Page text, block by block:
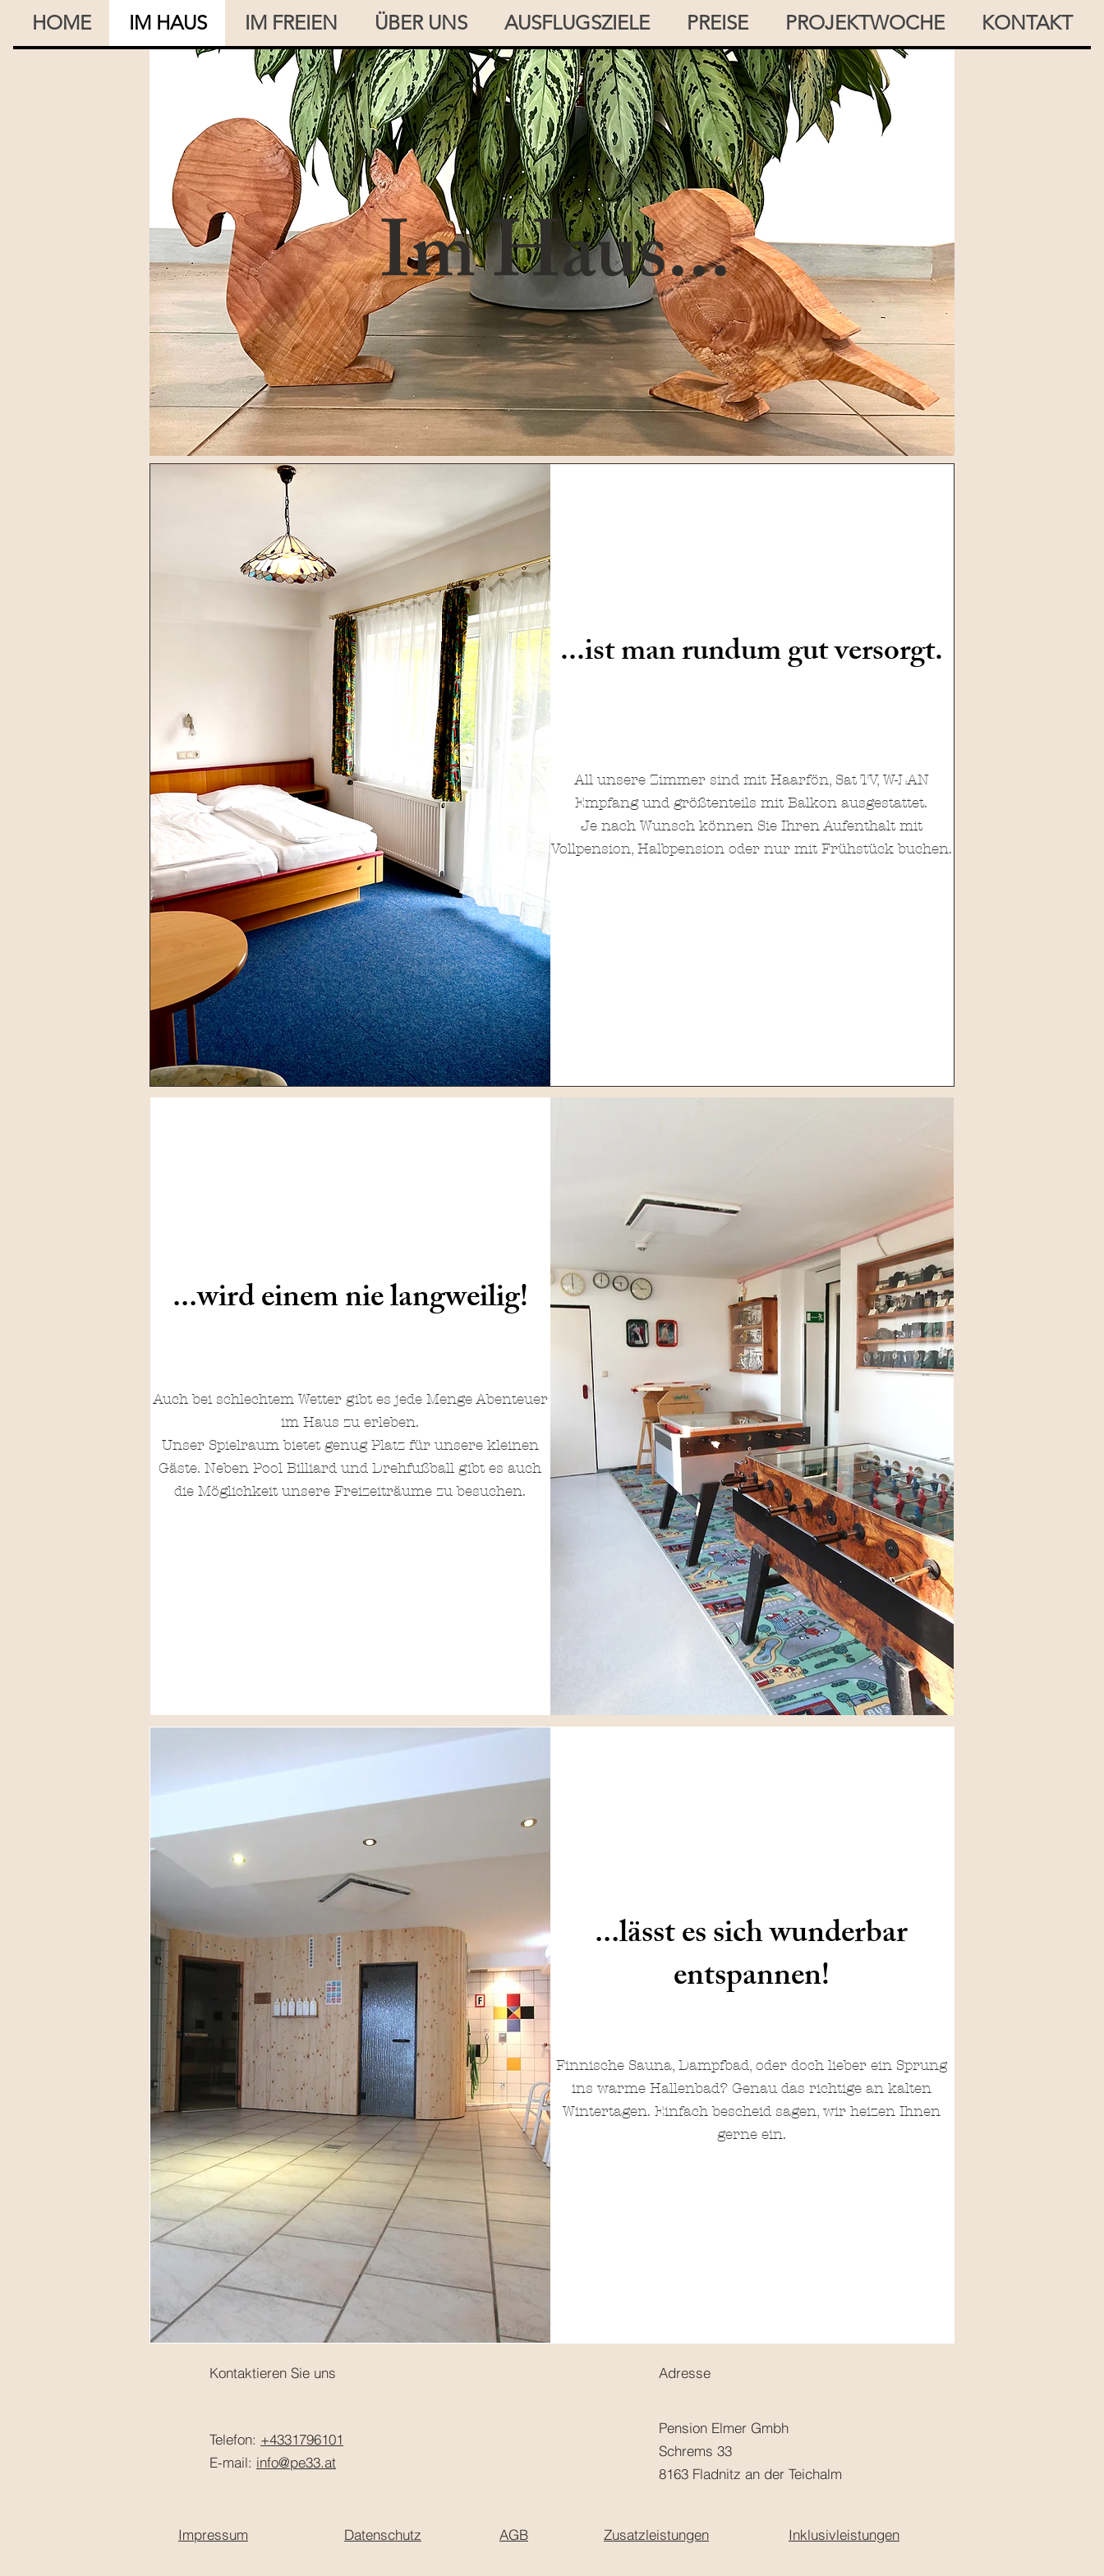
Im Haus...
...ist man rundum gut versorgt.
All unsere Zimmer sind mit Haarfön, Sat TV, W-LAN
Empfang und größtenteils mit Balkon ausgestattet.
Je nach Wunsch können Sie Ihren Aufenthalt mit
Vollpension, Halbpension oder nur mit Frühstück buchen.
...wird einem nie langweilig!
Auch bei schlechtem Wetter gibt es jede Menge Abenteuer
im Haus zu erleben.
Unser Spielraum bietet genug Platz für unsere kleinen
Gäste. Neben Pool Billiard und Drehfußball gibt es auch
die Möglichkeit unsere Freizeiträume zu besuchen.
...lässt es sich wunderbar
entspannen!
Finnische Sauna, Dampfbad, oder doch lieber ein Sprung
ins warme Hallenbad? Genau das richtige an kalten
Wintertagen. Einfach bescheid sagen, wir heizen Ihnen
gerne ein.
HOME IM HAUS IM FREIEN ÜBER UNS AUSFLUGSZIELE PREISE PROJEKTWOCHE KONTAKT
Kontaktieren Sie uns
Telefon: +4331796101
E-mail: info@pe33.at
Impressum Datenschutz AGB
Adresse
Pension Elmer Gmbh
Schrems 33
8163 Fladnitz an der Teichalm
Zusatzleistungen Inklusivleistungen